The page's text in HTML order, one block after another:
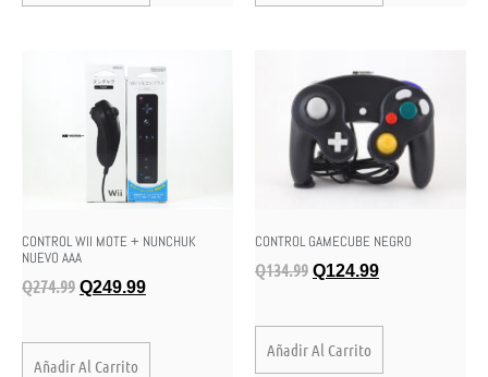
CONTROL WII MOTE + NUNCHUK
NUEVO AAA
Q274.99 Q249.99
Añadir Al Carrito
CONTROL GAMECUBE NEGRO
Q134.99 Q124.99
Añadir Al Carrito